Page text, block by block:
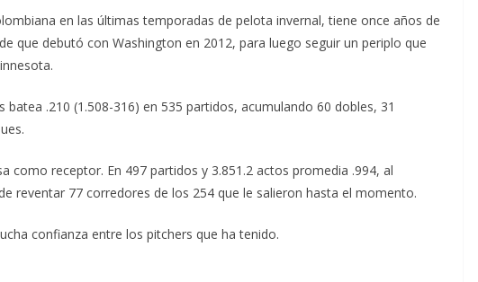
en las últimas temporadas de pelota invernal, tiene once años de
que debutó con Washington en 2012, para luego seguir un periplo que
batea .210 (1.508-316) en 535 partidos, acumulando 60 dobles, 31
como receptor. En 497 partidos y 3.851.2 actos promedia .994, al
reventar 77 corredores de los 254 que le salieron hasta el momento.
confianza entre los pitchers que ha tenido.